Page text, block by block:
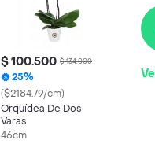
$ 100.500 $ 134.000
25%
($2184.79/cm)
Orquídea De Dos
Varas
46cm